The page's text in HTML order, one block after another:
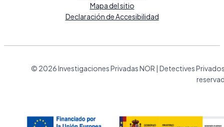
Mapa del sitio
Declaración de Accesibilidad
© 2026 Investigaciones Privadas NOR | Detectives